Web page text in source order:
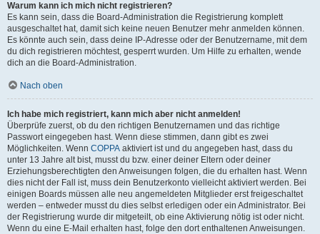
Warum kann ich mich nicht registrieren?
Es kann sein, dass die Board-Administration die Registrierung komplett
ausgeschaltet hat, damit sich keine neuen Benutzer mehr anmelden können.
Es könnte auch sein, dass deine IP-Adresse oder der Benutzername, mit dem
du dich registrieren möchtest, gesperrt wurden. Um Hilfe zu erhalten, wende
dich an die Board-Administration.
Nach oben
Ich habe mich registriert, kann mich aber nicht anmelden!
Überprüfe zuerst, ob du den richtigen Benutzernamen und das richtige
Passwort eingegeben hast. Wenn diese stimmen, dann gibt es zwei
Möglichkeiten. Wenn COPPA aktiviert ist und du angegeben hast, dass du
unter 13 Jahre alt bist, musst du bzw. einer deiner Eltern oder deiner
Erziehungsberechtigten den Anweisungen folgen, die du erhalten hast. Wenn
dies nicht der Fall ist, muss dein Benutzerkonto vielleicht aktiviert werden. Bei
einigen Boards müssen alle neu angemeldeten Mitglieder erst freigeschaltet
werden – entweder musst du dies selbst erledigen oder ein Administrator. Bei
der Registrierung wurde dir mitgeteilt, ob eine Aktivierung nötig ist oder nicht.
Wenn du eine E-Mail erhalten hast, folge den dort enthaltenen Anweisungen.